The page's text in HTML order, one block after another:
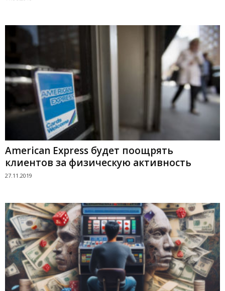
American Express будет поощрять
клиентов за физическую активность
27.11.2019